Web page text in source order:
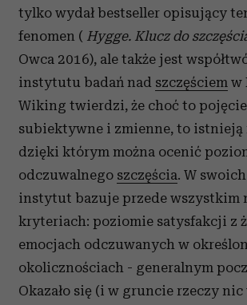
tylko wydał bestseller opisujący
fenomen ( Hygge. Klucz do
Owca 2016), ale także jest
instytutu badań nad szczęściem w
Wiking twierdzi, że choć to
subiektywne i zmienne, to istnieją
dzięki którym można ocenić
odczuwalnego szczęścia. W
instytut bazuje przede wszystkim
kryteriach: poziomie satysfakcji z
emocjach odczuwanych w
okolicznościach - generalnym
Okazało się (i w gruncie rzeczy